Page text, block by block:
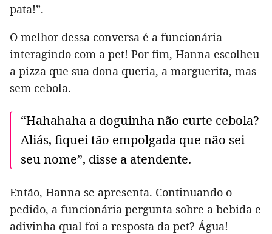
pata!”.
O melhor dessa conversa é a funcionária
interagindo com a pet! Por fim, Hanna escolheu
a pizza que sua dona queria, a marguerita, mas
sem cebola.
“Hahahaha a doguinha não curte cebola?
Aliás, fiquei tão empolgada que não sei
seu nome”, disse a atendente.
Então, Hanna se apresenta. Continuando o
pedido, a funcionária pergunta sobre a bebida e
adivinha qual foi a resposta da pet? Água!